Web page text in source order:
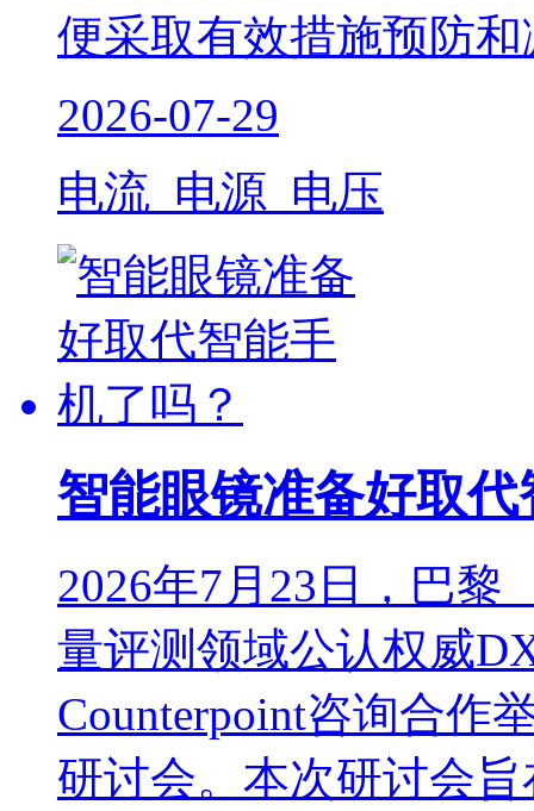
便采取有效措施预防
2026-07-29
电流 电源 电压
智能眼镜准备好取
2026年7月23日，巴黎
量评测领域公认权威
Counterpoint咨询合作
研讨会。本次研讨会